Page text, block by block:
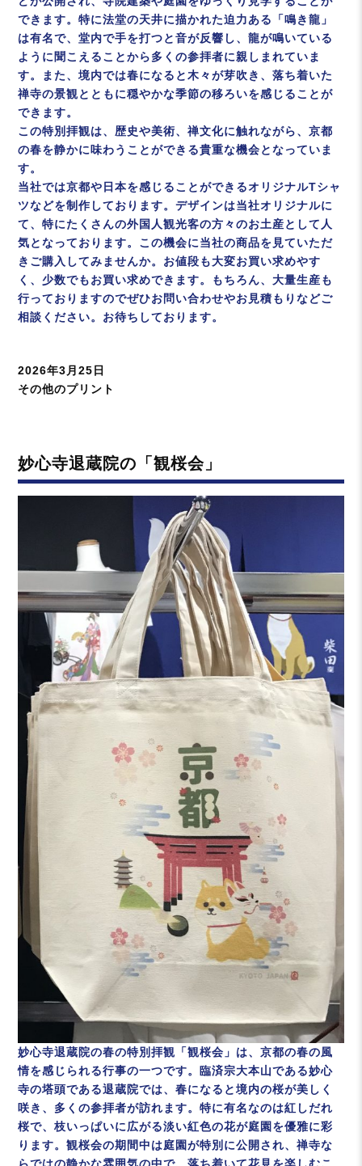
できます。特に法堂の天井に描かれた迫力ある「鳴き龍」
は有名で、堂内で手を打つと音が反響し、龍が鳴いている
ように聞こえることから多くの参拝者に親しまれていま
す。また、境内では春になると木々が芽吹き、落ち着いた
禅寺の景観とともに穏やかな季節の移ろいを感じることが
できます。
この特別拝観は、歴史や美術、禅文化に触れながら、京都
の春を静かに味わうことができる貴重な機会となっていま
す。
当社では京都や日本を感じることができるオリジナルTシャ
ツなどを制作しております。デザインは当社オリジナルに
て、特にたくさんの外国人観光客の方々のお土産として人
気となっております。この機会に当社の商品を見ていただ
きご購入してみませんか。お値段も大変お買い求めやす
く、少数でもお買い求めできます。もちろん、大量生産も
行っておりますのでぜひお問い合わせやお見積もりなどご
相談ください。お待ちしております。
投
稿
2026年3月25日
カ
ー
その他のプリント
妙心寺退蔵院の「観桜会」
妙心寺退蔵院の春の特別拝観「観桜会」は、京都の春の風
情を感じられる行事の一つです。臨済宗大本山である妙心
寺の塔頭である退蔵院では、春になると境内の桜が美しく
咲き、多くの参拝者が訪れます。特に有名なのは紅しだれ
桜で、枝いっぱいに広がる淡い紅色の花が庭園を優雅に彩
ります。観桜会の期間中は庭園が特別に公開され、禅寺な
らではの静かな雰囲気の中で、落ち着いて花見を楽しむこ